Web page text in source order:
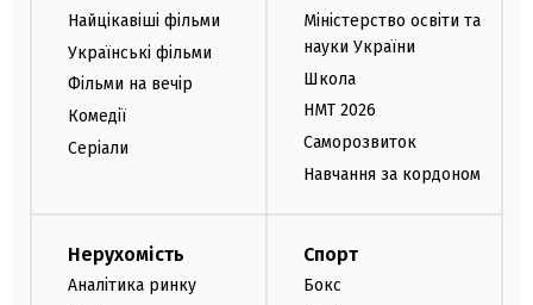
Найцікавіші фільми
Українські фільми
Фільми на вечір
Комедії
Серіали
Міністерство освіти та
науки України
Школа
НМТ 2026
Саморозвиток
Навчання за кордоном
Нерухомість
Аналітика ринку
Спорт
Бокс